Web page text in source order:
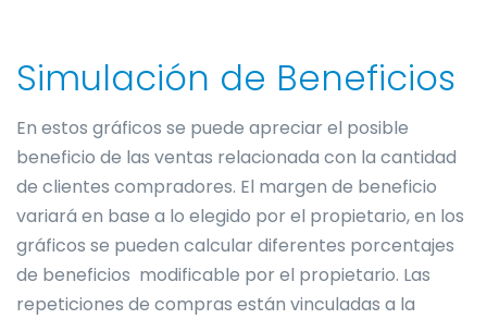
Simulación de Beneficios
En estos gráficos se puede apreciar el posible
beneficio de las ventas relacionada con la cantidad
de clientes compradores. El margen de beneficio
variará en base a lo elegido por el propietario, en los
gráficos se pueden calcular diferentes porcentajes
de beneficios modificable por el propietario. Las
repeticiones de compras están vinculadas a la